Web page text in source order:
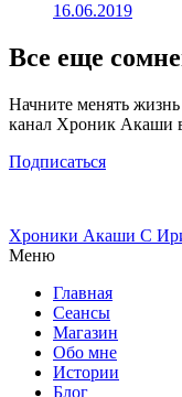
16.06.2019
Все еще
Начните менять
канал Хроник Акаши
Подписаться
Хроники Акаши С
Меню
Главная
Сеансы
Магазин
Обо мне
Истории
Блог